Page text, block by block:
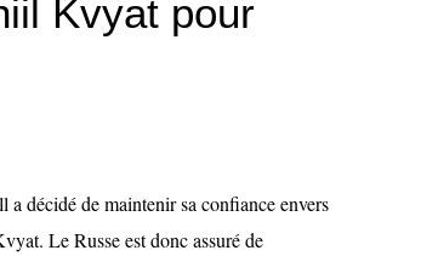
Kvyat pour
a décidé de maintenir sa confiance envers
Le Russe est donc assuré de